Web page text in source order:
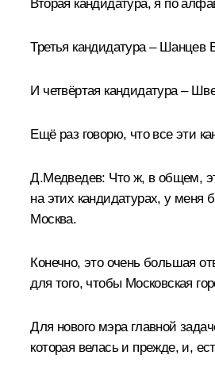
Вторая кандидатура, я по
Третья кандидатура – Шанцев
И четвёртая кандидатура –
Ещё раз говорю, что все эти
Д.Медведев: Что ж, в общем,
на этих кандидатурах, у меня
Москва.
Конечно, это очень большая
для того, чтобы Московская
Для нового мэра главной
которая велась и прежде, и,